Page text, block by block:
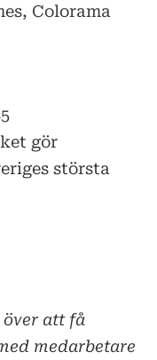
Colorama
gör
största
över att få
medarbetare